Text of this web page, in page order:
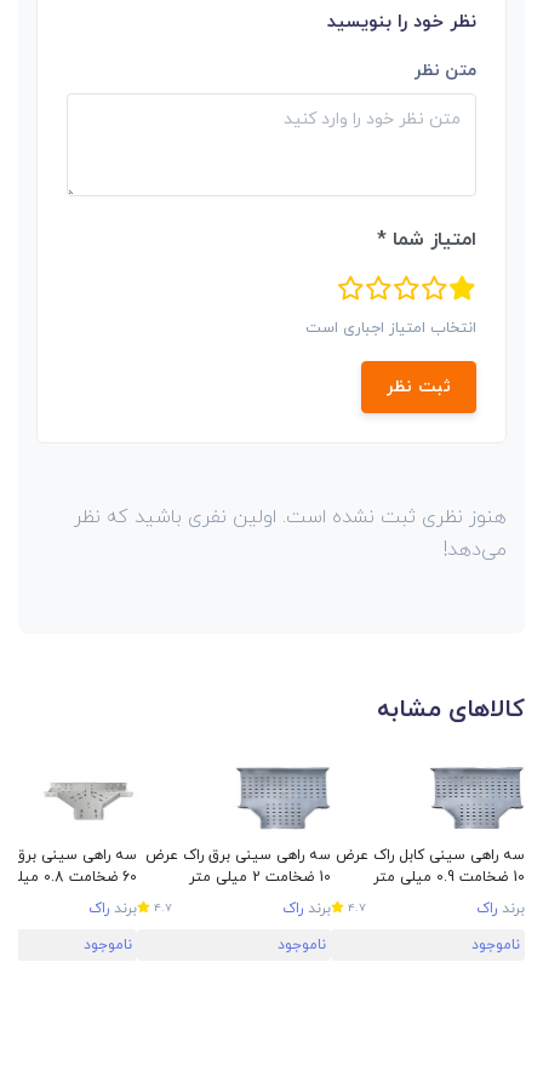
نظر خود را بنویسید
متن نظر
امتیاز شما *
انتخاب امتیاز اجباری است
ثبت نظر
هنوز نظری ثبت نشده است. اولین نفری باشید که نظر
می‌دهد!
کالاهای مشابه
سه راهی سینی کابل راک عرض
10 ضخامت 0.9 میلی متر
برند راک 4.7
ناموجود
سه راهی سینی برق راک عرض
10 ضخامت 2 میلی متر
برند راک 4.7
ناموجود
سه راهی سینی برق
60 ضخامت 0.8 میلی متر
برند راک
ناموجود